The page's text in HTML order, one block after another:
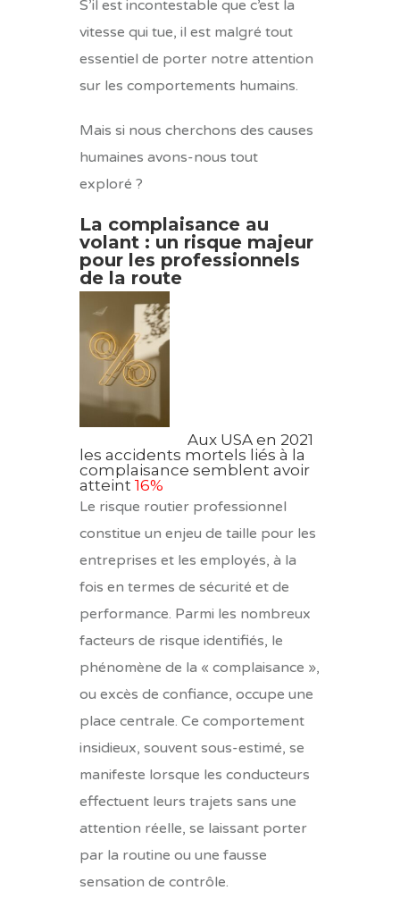
S’il est incontestable que c’est la
vitesse qui tue, il est malgré tout
essentiel de porter notre attention
sur les comportements humains.
Mais si nous cherchons des causes
humaines avons-nous tout
exploré ?
La complaisance au
volant : un risque majeur
pour les professionnels
de la route
Aux USA en 2021
les accidents mortels liés à la
complaisance semblent avoir
atteint 16%
Le risque routier professionnel
constitue un enjeu de taille pour les
entreprises et les employés, à la
fois en termes de sécurité et de
performance. Parmi les nombreux
facteurs de risque identifiés, le
phénomène de la « complaisance »,
ou excès de confiance, occupe une
place centrale. Ce comportement
insidieux, souvent sous-estimé, se
manifeste lorsque les conducteurs
effectuent leurs trajets sans une
attention réelle, se laissant porter
par la routine ou une fausse
sensation de contrôle.